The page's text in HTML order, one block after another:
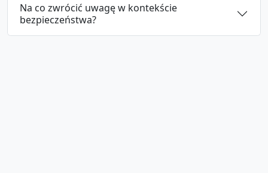
Na co zwrócić uwagę w kontekście
bezpieczeństwa?